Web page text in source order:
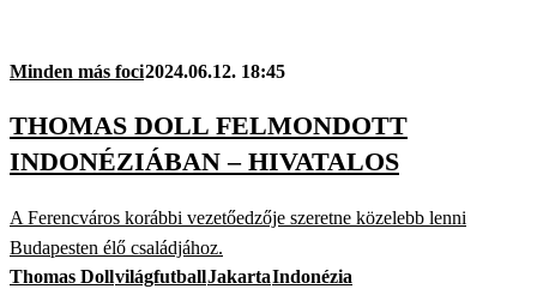
Minden más foci2024.06.12. 18:45
THOMAS DOLL FELMONDOTT
INDONÉZIÁBAN – HIVATALOS
A Ferencváros korábbi vezetőedzője szeretne közelebb lenni
Budapesten élő családjához.
Thomas DollvilágfutballJakartaIndonézia